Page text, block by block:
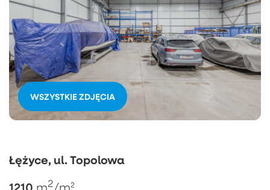
WSZYSTKIE ZDJĘCIA
Łężyce, ul. Topolowa
2